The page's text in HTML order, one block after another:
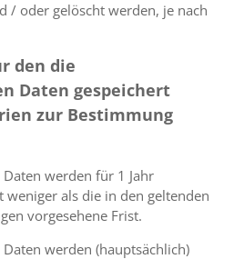
/ oder gelöscht werden, je nach
den die
Daten gespeichert
zur Bestimmung
werden für 1 Jahr
weniger als die in den geltenden
vorgesehene Frist.
werden (hauptsächlich)